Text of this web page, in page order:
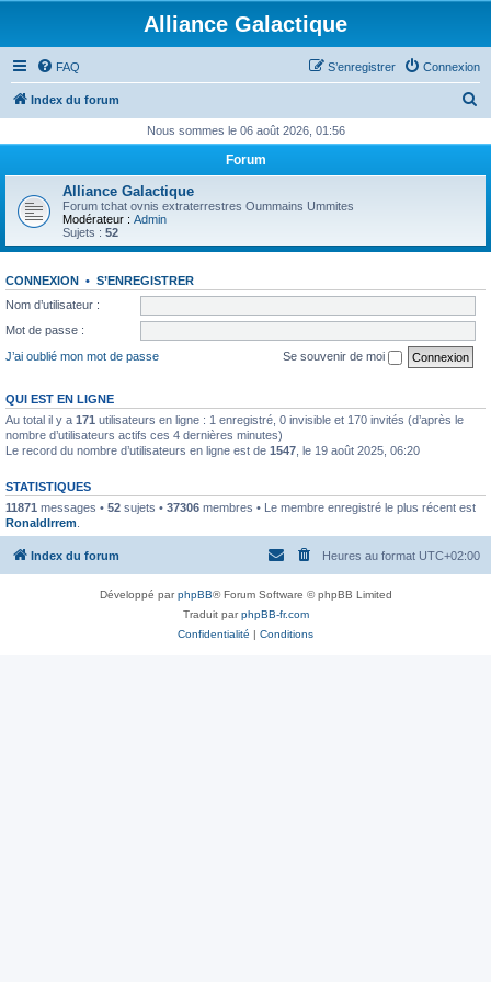
Alliance Galactique
FAQ Connexion
S’enregistrer
Index du forum
h
c
Nous sommes le 06 août 2026, 01:56
Forum
Alliance Galactique
Forum tchat ovnis extraterrestres Oummains Ummites
Modérateur : Admin
Sujets : 52
CONNEXION • S’ENREGISTRER
Nom d’utilisateur :
Mot de passe :
J’ai oublié mon mot de passe
Se souvenir de moi
QUI EST EN LIGNE
Au total il y a 171 utilisateurs en ligne : 1 enregistré, 0 invisible et 170 invités (d’après le
nombre d’utilisateurs actifs ces 4 dernières minutes)
Le record du nombre d’utilisateurs en ligne est de 1547 , le 19 août 2025, 06:20
STATISTIQUES
11871 messages • 52 sujets • 37306 membres • Le membre enregistré le plus récent est
RonaldIrrem
Index du forum Heures au format UTC+02:00
Développé parphpBB® Forum Software © phpBB Limited
Traduit parphpBB-fr.com
Confidentialité | Conditions